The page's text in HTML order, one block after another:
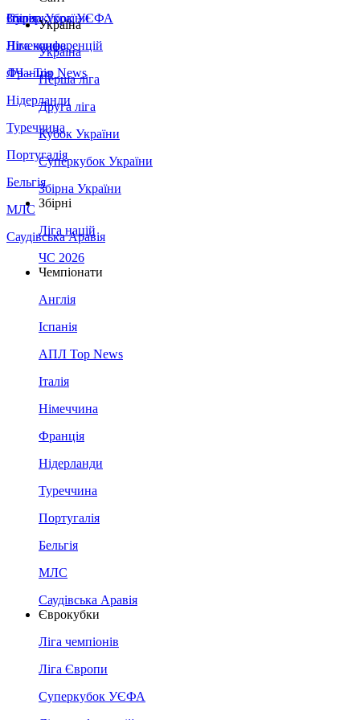
Збірна України
Італія
Німеччина
Франція
Нідерланди
Туреччина
Португалія
Бельгія
МЛС
Саудівська Аравія
Суперкубок УЄФА
Ліга конференцій
ЛЧ - Top News
Україна
Україна
Перша ліга
Друга ліга
Кубок України
Суперкубок України
Збірна України
Збірні
Ліга націй
ЧС 2026
Чемпіонати
Англія
Іспанія
АПЛ Top News
Італія
Німеччина
Франція
Нідерланди
Туреччина
Португалія
Бельгія
МЛС
Саудівська Аравія
Єврокубки
Ліга чемпіонів
Ліга Європи
Суперкубок УЄФА